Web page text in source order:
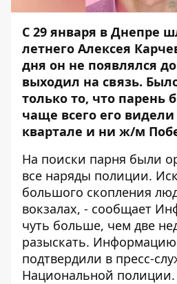
С 29 января в Днепре
летнего Алексея
дня он не появлялся
выходил на связь.
только то, что парень
чаще всего его
квартале и ни ж/м
На поиски парня были
все наряды полиции.
большого скопления
вокзалах, - сообщает
чуть больше, чем две
разыскать.
подтвердили в пресс-
Национальной полиции.